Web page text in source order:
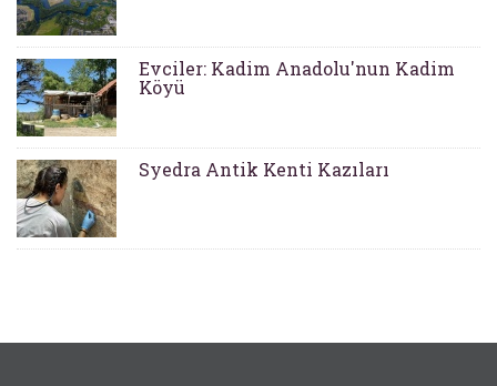
Evciler: Kadim Anadolu'nun Kadim
Köyü
Syedra Antik Kenti Kazıları